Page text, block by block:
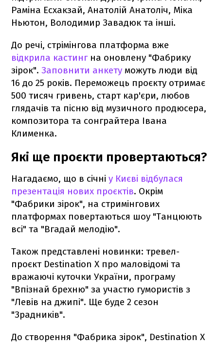
Раміна Есхакзай, Анатолій Анатоліч, Міка
Ньютон, Володимир Завадюк та інші.
До речі, стрімінгова платформа вже
відкрила кастингна оновлену "Фабрику
зірок". Заповнити анкету можуть люди від
16 до 25 років. Переможець проєкту отримає
500 тисяч гривень, старт кар'єри, любов
глядачів та пісню від музичного продюсера,
композитора та сонграйтера Івана
Клименка.
Які ще проєкти провертаються?
Нагадаємо, що в січні у Києві відбулася
презентація нових проєктів. Окрім
"Фабрики зірок", на стримінгових
платформах повертаються шоу "Танцюють
всі" та "Вгадай мелодію".
Також представлені новинки: тревел-
проєкт Destination X про маловідомі та
вражаючі куточки України, програму
"Впізнай брехню" за участю гумористів з
"Левів на джипі". Ще буде 2 сезон
"Зрадників".
До створення "Фабрика зірок", Destination X